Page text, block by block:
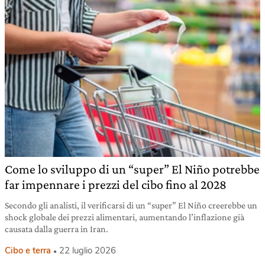
Come lo sviluppo di un “super” El Niño potrebbe
far impennare i prezzi del cibo fino al 2028
Secondo gli analisti, il verificarsi di un “super” El Niño creerebbe un
shock globale dei prezzi alimentari, aumentando l’inflazione già
causata dalla guerra in Iran.
Cibo e terra 22 luglio 2026